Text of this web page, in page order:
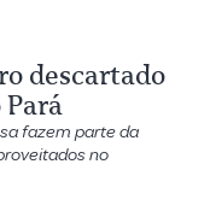
descartado
fazem parte da
no